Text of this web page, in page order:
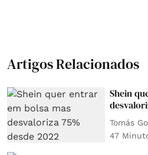
Artigos Relacionados
Shein
Tomás
47